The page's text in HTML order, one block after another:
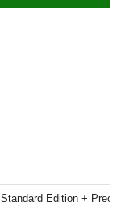
Standard Edition +